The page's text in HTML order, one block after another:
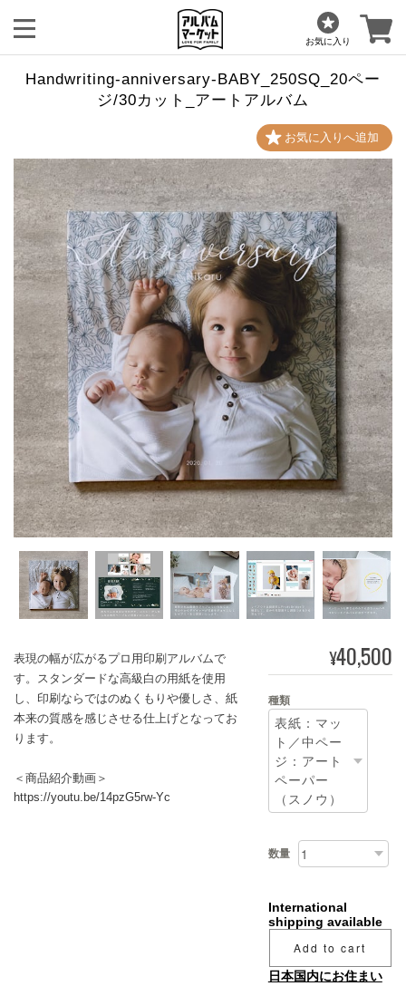
お気に入り
Handwriting-anniversary-BABY_250SQ_20ペー
ジ/30カット_アートアルバム
表現の幅が広がるプロ用印刷アルバムで
す。スタンダードな高級白の用紙を使用
し、印刷ならではのぬくもりや優しさ、紙
本来の質感を感じさせる仕上げとなってお
ります。
＜商品紹介動画＞
https://youtu.be/14pzG5rw-Yc
¥40,500
種類
数量
International
shipping available
Add to cart
日本国内にお住まい